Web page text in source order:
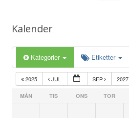
Kalender
Kategorier Etiketter
2025 JUL SEP 2027
MÅN TIS ONS TOR